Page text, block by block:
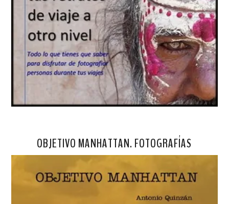
OBJETIVO MANHATTAN. FOTOGRAFÍAS